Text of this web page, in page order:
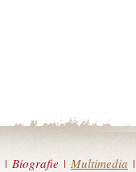
| Biografie | Multimedia |